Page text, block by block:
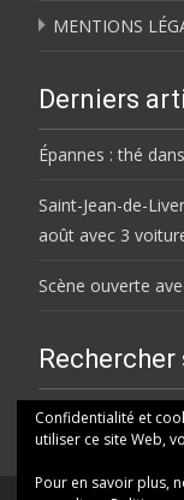
MENTIONS
Derniers
Épannes : thé
Saint-Jean-de-
août avec 3
Scène ouverte
Rechercher
Confidentialité et
utiliser ce site Web,
Pour en savoir plus,